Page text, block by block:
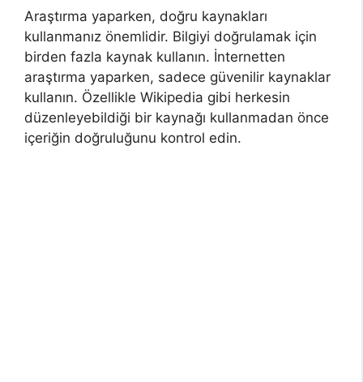
Araştırma yaparken, doğru kaynakları
kullanmanız önemlidir. Bilgiyi doğrulamak için
birden fazla kaynak kullanın. İnternetten
araştırma yaparken, sadece güvenilir kaynaklar
kullanın. Özellikle Wikipedia gibi herkesin
düzenleyebildiği bir kaynağı kullanmadan önce
içeriğin doğruluğunu kontrol edin.